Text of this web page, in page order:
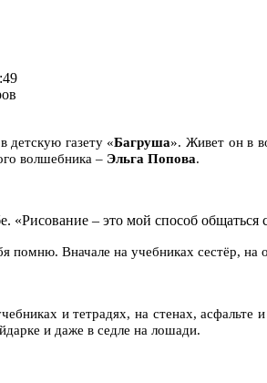
детскую газету «Багруша». Живет он в
волшебника – Эльга Попова.
«Рисование – это мой способ
помню. Вначале на учебниках сестёр,
и тетрадях, на стенах, асфальте
и даже в седле на лошади.